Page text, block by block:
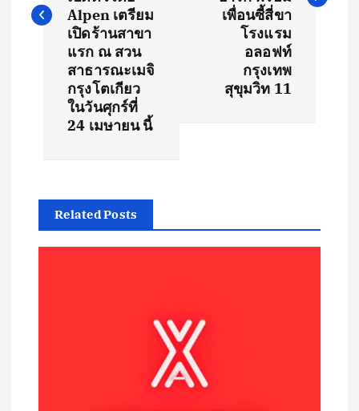
g
a
Alpen เตรียม
เปิดร้านสาขา
แรก ณ สวน
สาธารณะเมจิ
กรุงโตเกียว
ในวันศุกร์ที่
24 เมษายน นี้
เพื่อนซี้สี่ขา
โรงแรม
อลอฟท์
กรุงเทพ
สุขุมวิท 11
Related Posts